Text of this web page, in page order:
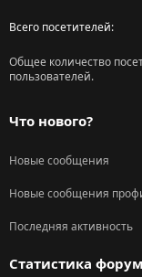
Всего посетителей
Общее количество
пользователей.
Что нового?
Новые сообщения
Новые сообщения
Последняя активность
Статистика